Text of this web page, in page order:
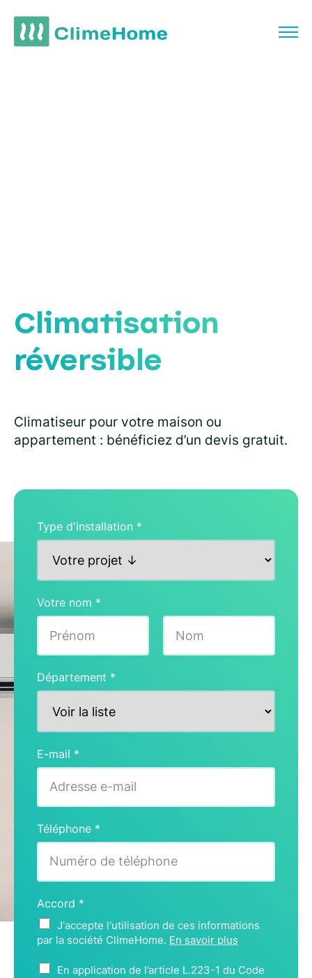
Climatisation
réversible
Climatiseur pour votre maison ou
appartement : bénéficiez d’un devis gratuit.
Type d'installation *
Votre nom *
Département *
E-mail *
Téléphone *
Accord *
J'accepte l'utilisation de ces informations
par la société ClimeHome. En savoir plus
B
En application de l’article L.223-1 du Code